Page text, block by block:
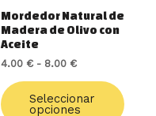
Mordedor Natural de
Madera de Olivo con
Aceite
4.00 € - 8.00 €
Seleccionar
opciones
en